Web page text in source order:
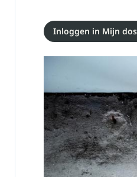
Inloggen in Mijn